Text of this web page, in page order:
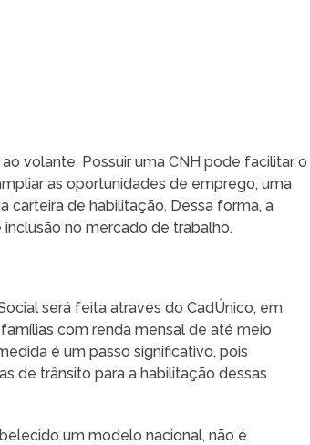
volante. Possuir uma CNH pode facilitar o
as oportunidades de emprego, uma
carteira de habilitação. Dessa forma, a
no mercado de trabalho.
será feita através do CadÚnico, em
com renda mensal de até meio
é um passo significativo, pois
de trânsito para a habilitação dessas
um modelo nacional, não é